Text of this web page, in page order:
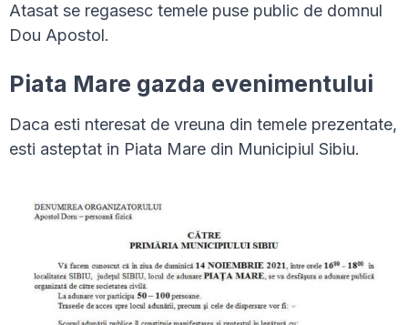
Atasat se regasesc temele puse public de domnul
Dou Apostol.
Piata Mare gazda evenimentului
Daca esti nteresat de vreuna din temele prezentate,
esti asteptat in Piata Mare din Municipiul Sibiu.